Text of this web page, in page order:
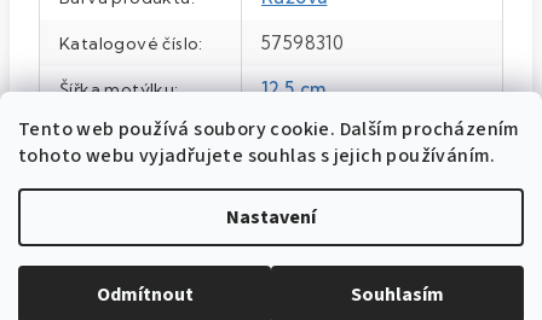
Tento web používá soubory cookie. Dalším procházením
tohoto webu vyjadřujete souhlas s jejich používáním.
Nastavení
Odmítnout Souhlasím
Katalogové číslo: 57598310
Šířka motýlku: 12,5 cm
Velikost: 12,5 cm
Pudrová